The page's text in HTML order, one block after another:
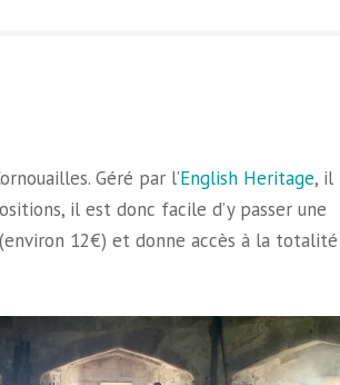
Géré par l’English Heritage, il
il est donc facile d’y passer une
12€) et donne accès à la totalité